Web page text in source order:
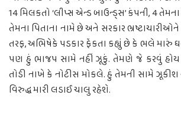
14 મિલકતો ‘લીપ્સ એન્ડ બાઉન્ડ્સ’ કંપની, 4 તેમના
તેમના પિતાના નામે છે અને સરકાર
તરફ, અભિષેકે પડકાર ફેંકતા કહ્યું છે કે ભલે મારું
પણ હું ભાજપ સામે નહીં ઝૂકું. તેમણે જે કરવું હોય
તોડી નાખે કે નોટીસ મોકલે. હું તેમની સામે
વિરુદ્ધ મારી લડાઈ ચાલુ રહેશે.